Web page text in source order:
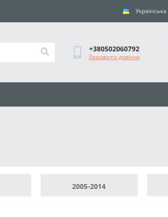
Українська
+380502060792
Замовити дзвінок
2005-2014